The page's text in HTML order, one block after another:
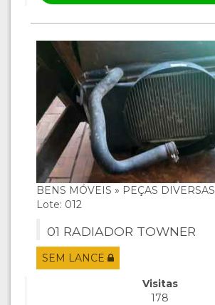
BENS MÓVEIS » PEÇAS DIVERSAS
Lote: 012
01 RADIADOR TOWNER
SEM LANCE
Visitas
178